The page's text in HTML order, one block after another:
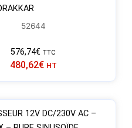
52644
576,74€ TTC
480,62€ HT
12V DC/230V AC –